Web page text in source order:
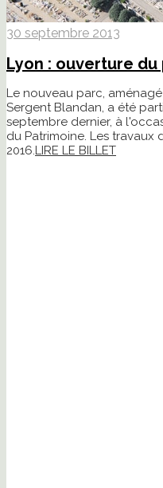
30 septembre 2013
Lyon : ouverture du
Le nouveau parc,
Sergent Blandan, a été
septembre dernier, à
du Patrimoine. Les travaux
2016.LIRE LE BILLET